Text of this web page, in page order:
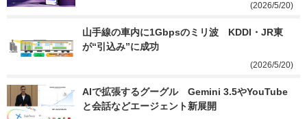
(2026/5/20)
山手線の車内に1Gbpsのミリ波　KDDI・JR東
が“引込み”に成功
(2026/5/20)
AIで拡張するグーグル　Gemini 3.5やYouTube
と会話などエージェント新展開